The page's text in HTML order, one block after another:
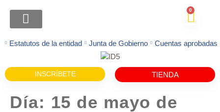
0
Estatutos de la entidad Junta de Gobierno Cuentas aprobadas
INSCRÍBETE TIENDA
Día: 15 de mayo de